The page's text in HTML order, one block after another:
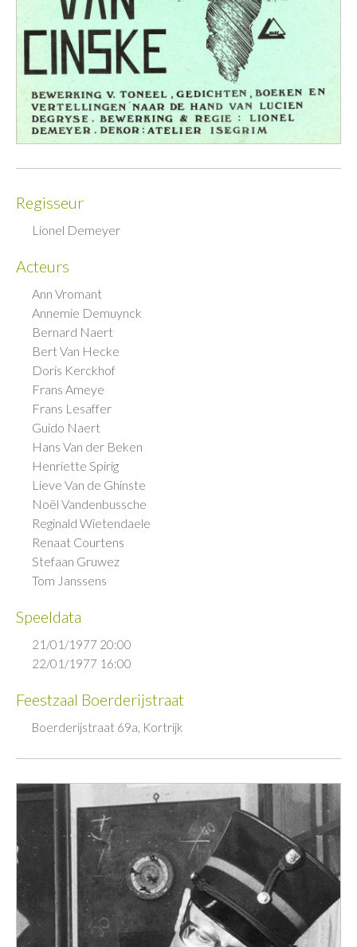
Regisseur
Lionel Demeyer
Acteurs
Ann Vromant
Annemie Demuynck
Bernard Naert
Bert Van Hecke
Doris Kerckhof
Frans Ameye
Frans Lesaffer
Guido Naert
Hans Van der Beken
Henriette Spirig
Lieve Van de Ghinste
Noël Vandenbussche
Reginald Wietendaele
Renaat Courtens
Stefaan Gruwez
Tom Janssens
Speeldata
21/01/1977 20:00
22/01/1977 16:00
Feestzaal Boerderijstraat
Boerderijstraat 69a, Kortrijk